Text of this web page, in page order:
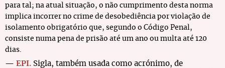
para tal; na atual situação, o não cumprimento desta norma
implica incorrer no crime de desobediência por violação de
isolamento obrigatório que, segundo o Código Penal,
consiste numa pena de prisão até um ano ou multa até 120
dias.
— EPI. Sigla, também usada como acrónimo, de